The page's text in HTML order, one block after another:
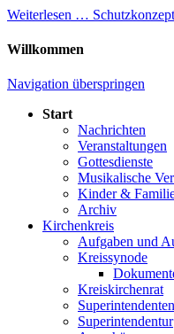
Weiterlesen …
Willkommen
Navigation überspringen
Start
Nachrichten
Veranstaltungen
Gottesdienste
Musikalische
Kinder &
Archiv
Kirchenkreis
Aufgaben und
Kreissynode
Kreiskirchenrat
Superintendentur